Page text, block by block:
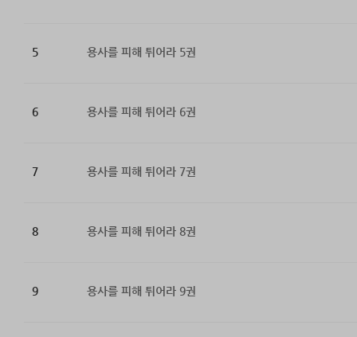
5 용사를 피해 튀어라 5권
6 용사를 피해 튀어라 6권
7 용사를 피해 튀어라 7권
8 용사를 피해 튀어라 8권
9 용사를 피해 튀어라 9권